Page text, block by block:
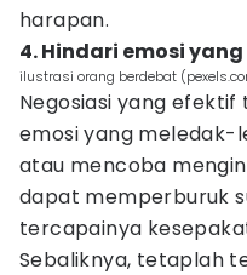
harapan.
4. Hindari emosi
ilustrasi orang berdebat
Negosiasi yang
emosi yang meledak-
atau mencoba
dapat memperburuk
tercapainya
Sebaliknya, tetaplah